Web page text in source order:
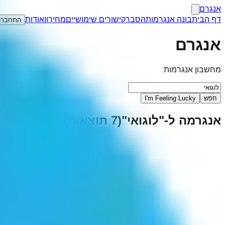
אנגרם
דף הביתבונה אנגרמותהסברקישורים שימושייםמחירוןאודות
אנגרם
מחשבון אנגרמות
חפש I'm Feeling Lucky
אנגרמה ל-"לוגואי"
(
7תוצאות)